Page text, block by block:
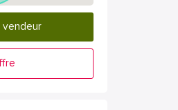
vendeur